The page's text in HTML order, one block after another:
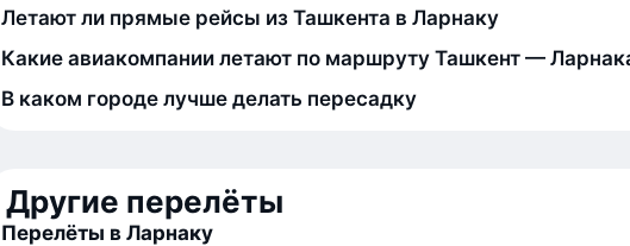
Летают ли прямые рейсы из Ташкента в Ларнаку
Какие авиакомпании летают по маршруту Ташкент —
В каком городе лучше делать пересадку
Другие перелёты
Перелёты в Ларнаку